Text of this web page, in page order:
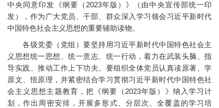
中央同意印发《纲要（2023年版）》（由中央宣传部统一印
发），作为广大党员、干部、群众深入学习领会习近平新时代
中国特色社会主义思想的重要辅助读物。
各级党委（党组）要坚持用习近平新时代中国特色社会主
义思想统一思想、统一意志、统一行动，着力在武装头脑、指
导实践、推动工作上下功夫。要组织全体党员认真读原著、学
原文、悟原理，并紧密结合学习贯彻习近平新时代中国特色社
会主义思想主题教育，把《纲要（2023年版）》纳入学习计
划，作出周密安排，开展多形式、分层次、全覆盖的学习培